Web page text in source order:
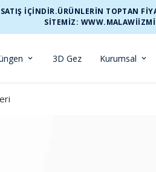
İÇİNDİR.ÜRÜNLERİN TOPTAN
SİTEMİZ:
3D Gez Kurumsal